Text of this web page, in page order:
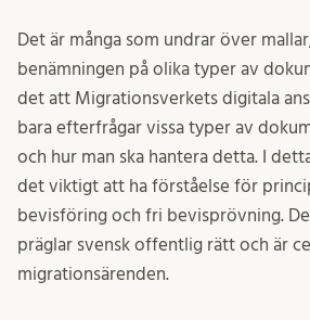
Det är många som undrar över
benämningen på olika typer av
det att Migrationsverkets digitala
bara efterfrågar vissa typer av
och hur man ska hantera detta. I
det viktigt att ha förståelse för
bevisföring och fri bevisprövning.
präglar svensk offentlig rätt och är
migrationsärenden.